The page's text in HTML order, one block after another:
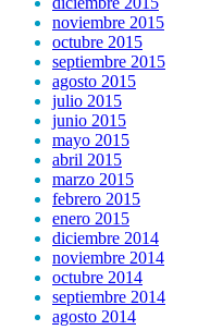
noviembre 2015
octubre 2015
septiembre 2015
agosto 2015
julio 2015
junio 2015
mayo 2015
abril 2015
marzo 2015
febrero 2015
enero 2015
diciembre 2014
noviembre 2014
octubre 2014
septiembre 2014
agosto 2014